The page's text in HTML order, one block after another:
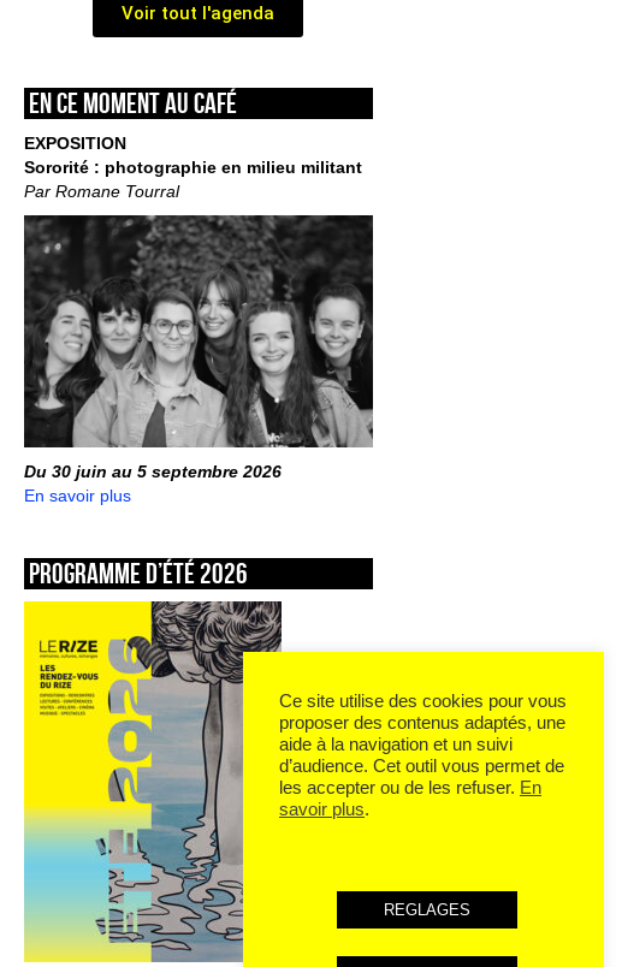
Voir tout l'agenda
En ce moment au café
EXPOSITION
Sororité : photographie en milieu militant
Par Romane Tourral
Du 30 juin au 5 septembre 2026
En savoir plus
Programme d’été 2026
Ce site utilise des cookies pour vous
proposer des contenus adaptés, une
aide à la navigation et un suivi
d’audience. Cet outil vous permet de
les accepter ou de les refuser. En
savoir plus.
REGLAGES